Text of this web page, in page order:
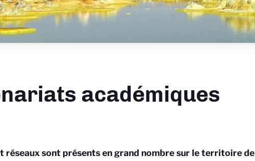
académiques
réseaux sont présents en grand nombre sur le territoire de